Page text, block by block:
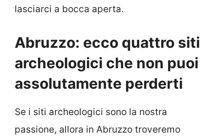
lasciarci a bocca aperta.
Abruzzo: ecco quattro siti
archeologici che non puoi
assolutamente perderti
Se i siti archeologici sono la nostra
passione, allora in Abruzzo troveremo